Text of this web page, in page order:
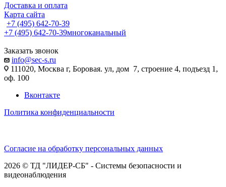
Доставка и оплата
Карта сайта
+7 (495) 642-70-39
+7 (495) 642-70-39многоканальный
Заказать звонок
info@sec-s.ru
111020, Москва г, Боровая. ул, дом 7, строение 4, подъезд 1,
оф. 100
Вконтакте
Политика конфиденциальности
Согласие на обработку персональных данных
2026 © ТД "ЛИДЕР-СБ" - Системы безопасности и
видеонаблюдения